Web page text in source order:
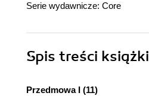
Serie wydawnicze: Core
Spis treści książki
Przedmowa I (11)